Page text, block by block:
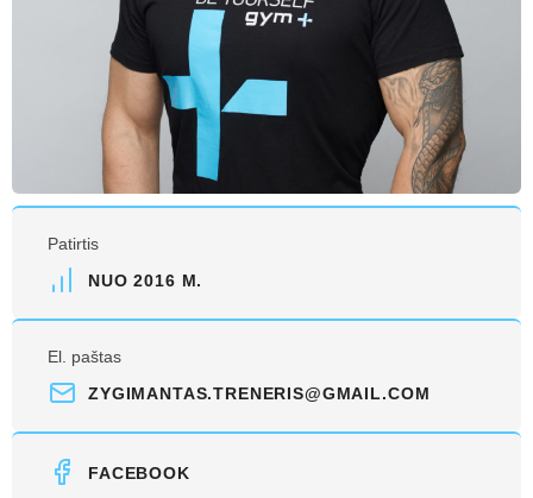
Patirtis
NUO 2016 M.
El. paštas
ZYGIMANTAS.TRENERIS@GMAIL.COM
FACEBOOK